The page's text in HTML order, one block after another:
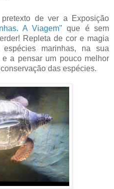
de ver a Exposição
A Viagem" que é sem
Repleta de cor e magia
marinhas, na sua
a pensar um pouco melhor
das espécies.